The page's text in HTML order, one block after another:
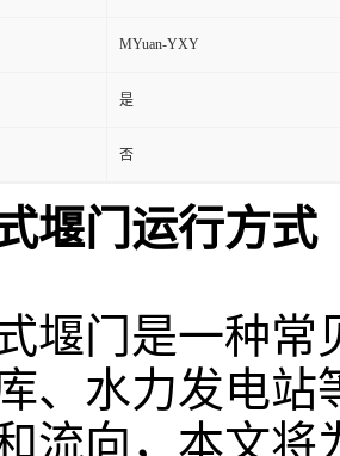
MYuan-YXY
是
否
堰门运行方式
堰门是一种
、水力发电站
流向，本文